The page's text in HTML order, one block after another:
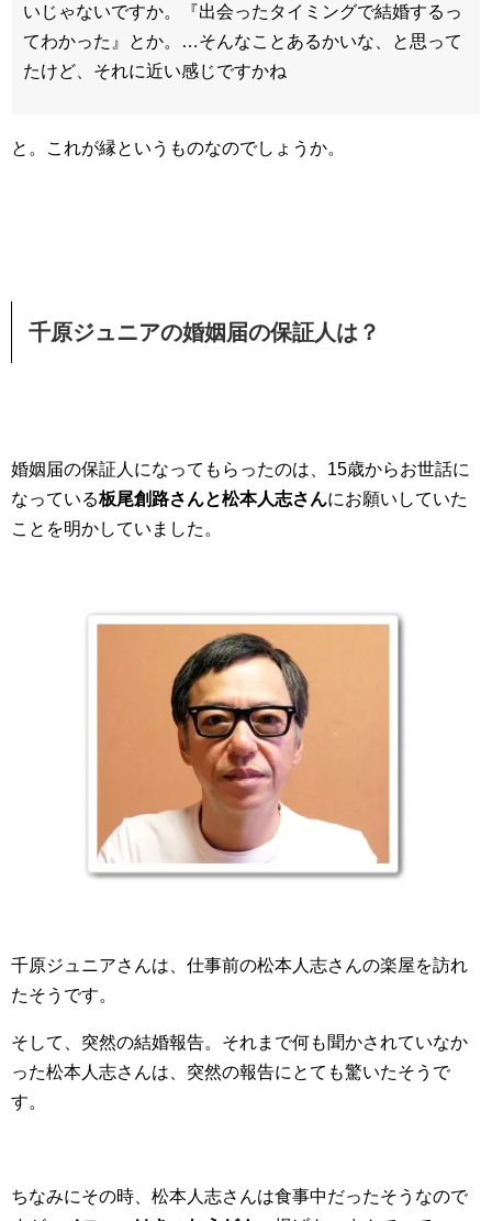
いじゃないですか。『出会ったタイミングで結婚するっ
てわかった』とか。…そんなことあるかいな、と思って
たけど、それに近い感じですかね
と。これが縁というものなのでしょうか。
千原ジュニアの婚姻届の保証人は？
婚姻届の保証人になってもらったのは、15歳からお世話に
なっている板尾創路さんと松本人志さんにお願いしていた
ことを明かしていました。
千原ジュニアさんは、仕事前の松本人志さんの楽屋を訪れ
たそうです。
そして、突然の結婚報告。それまで何も聞かされていなか
った松本人志さんは、突然の報告にとても驚いたそうで
す。
ちなみにその時、松本人志さんは食事中だったそうなので